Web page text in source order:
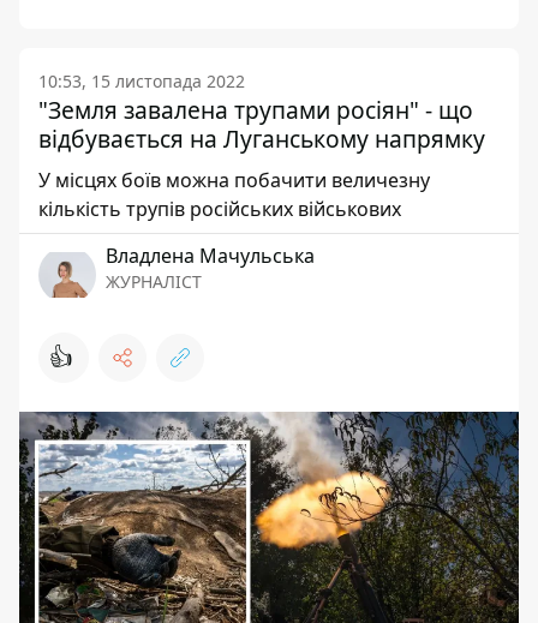
10:53, 15 листопада 2022
"Земля завалена трупами росіян" - що
відбувається на Луганському напрямку
У місцях боїв можна побачити величезну
кількість трупів російських військових
Владлена Мачульська
ЖУРНАЛІСТ
👍